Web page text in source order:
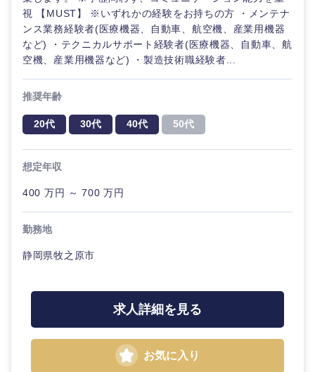
選択する
選択する
選択する
選択する
視 【MUST】 ※いずれかの経験をお持ちの方 ・メンテナ
ンス業務経験者(医療機器、自動車、航空機、産業用機器
など) ・テクニカルサポート経験者(医療機器、自動車、航
空機、産業用機器など) ・製造技術職経験者...
推奨年齢
20代 30代 40代 50代
想定年収
400 万円 ～ 700 万円
勤務地
静岡県牧之原市
求人詳細を見る
お気に入り